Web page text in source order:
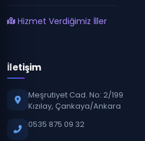
Hizmet Verdiğimiz İller
İletişim
Meşrutiyet Cad. No: 2/199
Kızılay, Çankaya/Ankara
0535 875 09 32